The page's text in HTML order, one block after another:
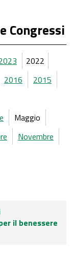
Congressi
2022
2016
2015
Maggio
Novembre
il benessere